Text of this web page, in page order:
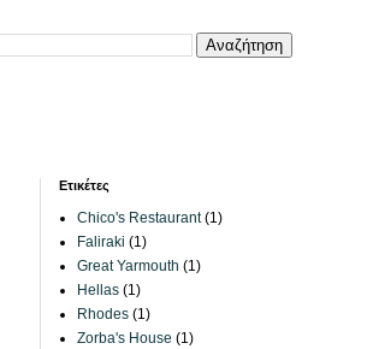
Ετικέτες
Chico's Restaurant (1)
Faliraki (1)
Great Yarmouth (1)
Hellas (1)
Rhodes (1)
Zorba's House (1)